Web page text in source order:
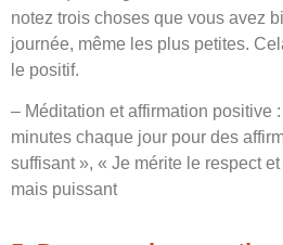
notez trois choses que vous avez
journée, même les plus petites.
le positif.
– Méditation et affirmation positive
minutes chaque jour pour des
suffisant », « Je mérite le respect et
mais puissant